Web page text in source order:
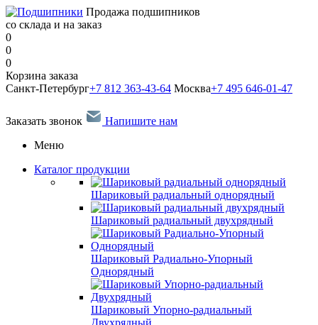
Продажа подшипников
со склада и на заказ
0
0
0
Корзина заказа
Санкт-Петербург+7 812 363-43-64 Москва+7 495 646-01-47
Заказать звонок
Напишите нам
Меню
Каталог продукции
Шариковый радиальный однорядный
Шариковый радиальный двухрядный
Шариковый Радиально-Упорный
Однорядный
Шариковый Упорно-радиальный
Двухрядный